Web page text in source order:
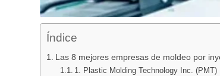
Índice
Las 8 mejores empresas de moldeo por
1. Plastic Molding Technology Inc. (PMT)